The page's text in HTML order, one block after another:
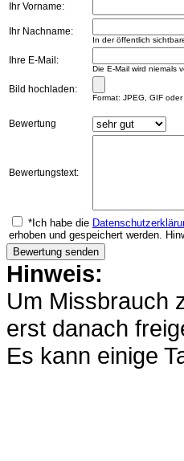
Ihr Vorname:
Ihr Nachname:
In der öffentlich
Ihre E-Mail:
Die E-Mail wird niemals
Bild hochladen:
Format: JPEG, GIF oder
Bewertung
Bewertungstext:
*Ich habe die
erhoben und gespeichert werden.
Hinweis:
Um Missbrauch
erst danach
Es kann einige